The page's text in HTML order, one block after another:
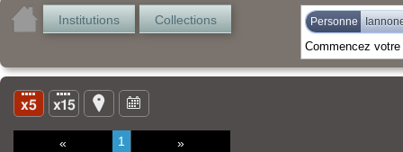
Institutions Collections Personne
« 1 »